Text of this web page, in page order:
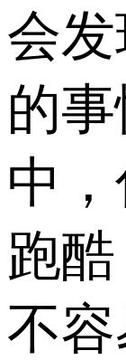
会
的
中
跑
不